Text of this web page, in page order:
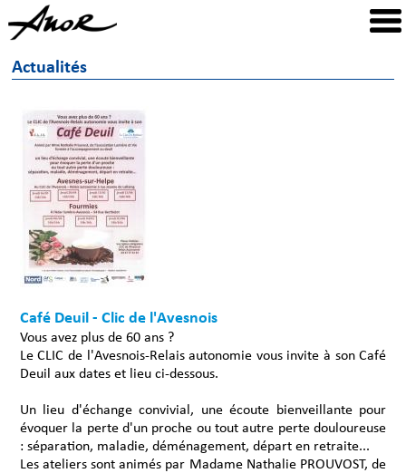
Actualités
Café Deuil - Clic de l'Avesnois
Vous avez plus de 60 ans ?
Le CLIC de l'Avesnois-Relais autonomie vous invite à son Café
Deuil aux dates et lieu ci-dessous.
Un lieu d'échange convivial, une écoute bienveillante pour
évoquer la perte d'un proche ou tout autre perte douloureuse
: séparation, maladie, déménagement, départ en retraite...
Les ateliers sont animés par Madame Nathalie PROUVOST, de